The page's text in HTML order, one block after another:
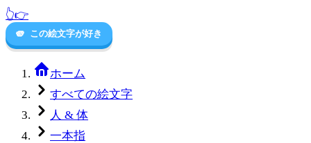
👆👉
🫵 この絵文字が好き
ホーム
すべての絵文字
人 & 体
一本指